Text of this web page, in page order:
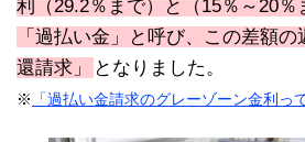
利（29.2％まで）と（15％～20
「過払い金」と呼び、この差額
還請求」
となりました。
※ 「過払い金請求のグレーゾーン金利って